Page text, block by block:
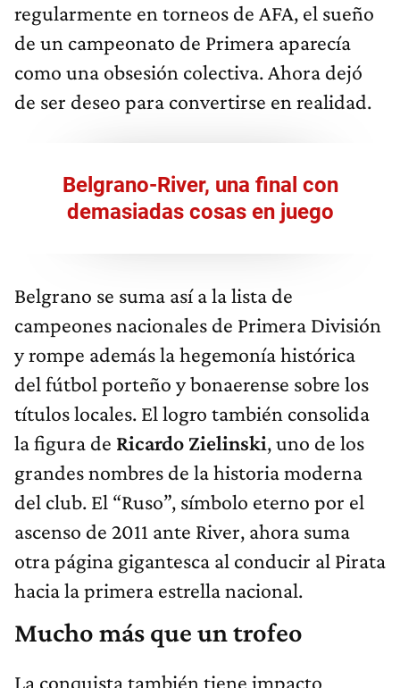
regularmente en torneos de AFA, el sueño
de un campeonato de Primera aparecía
como una obsesión colectiva. Ahora dejó
de ser deseo para convertirse en realidad.
Belgrano-River, una final con
demasiadas cosas en juego
Belgrano se suma así a la lista de
campeones nacionales de Primera División
y rompe además la hegemonía histórica
del fútbol porteño y bonaerense sobre los
títulos locales. El logro también consolida
la figura de Ricardo Zielinski, uno de los
grandes nombres de la historia moderna
del club. El “Ruso”, símbolo eterno por el
ascenso de 2011 ante River, ahora suma
otra página gigantesca al conducir al Pirata
hacia la primera estrella nacional.
Mucho más que un trofeo
La conquista también tiene impacto